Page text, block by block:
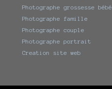
Photographe grossesse bébé
Photographe famille
Photographe couple
Photographe portrait
Creation site web